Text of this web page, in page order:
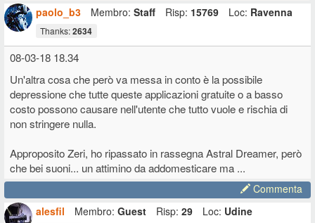
paolo_b3
Membro: Staff Risp: 15769 Loc: Ravenna
Thanks:2634
08-03-18 18.34
Un'altra cosa che però va messa in conto è la possibile
depressione che tutte queste applicazioni gratuite o a basso
costo possono causare nell'utente che tutto vuole e rischia di
non stringere nulla.
Approposito Zeri, ho ripassato in rassegna Astral Dreamer, però
che bei suoni... un attimino da addomesticare ma ...
Commenta
alesfil
Membro: Guest Risp: 29 Loc: Udine